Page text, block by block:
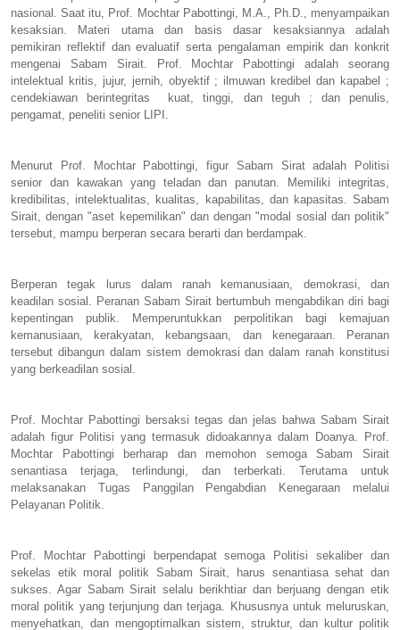
nasional. Saat itu, Prof. Mochtar Pabottingi, M.A., Ph.D., menyampaikan
kesaksian. Materi utama dan basis dasar kesaksiannya adalah
pemikiran reflektif dan evaluatif serta pengalaman empirik dan konkrit
mengenai Sabam Sirait. Prof. Mochtar Pabottingi adalah seorang
intelektual kritis, jujur, jernih, obyektif ; ilmuwan kredibel dan kapabel ;
cendekiawan berintegritas kuat, tinggi, dan teguh ; dan penulis,
pengamat, peneliti senior LIPI.
Menurut Prof. Mochtar Pabottingi, figur Sabam Sirat adalah Politisi
senior dan kawakan yang teladan dan panutan. Memiliki integritas,
kredibilitas, intelektualitas, kualitas, kapabilitas, dan kapasitas. Sabam
Sirait, dengan "aset kepemilikan" dan dengan "modal sosial dan politik"
tersebut, mampu berperan secara berarti dan berdampak.
Berperan tegak lurus dalam ranah kemanusiaan, demokrasi, dan
keadilan sosial. Peranan Sabam Sirait bertumbuh mengabdikan diri bagi
kepentingan publik. Memperuntukkan perpolitikan bagi kemajuan
kemanusiaan, kerakyatan, kebangsaan, dan kenegaraan. Peranan
tersebut dibangun dalam sistem demokrasi dan dalam ranah konstitusi
yang berkeadilan sosial.
Prof. Mochtar Pabottingi bersaksi tegas dan jelas bahwa Sabam Sirait
adalah figur Politisi yang termasuk didoakannya dalam Doanya. Prof.
Mochtar Pabottingi berharap dan memohon semoga Sabam Sirait
senantiasa terjaga, terlindungi, dan terberkati. Terutama untuk
melaksanakan Tugas Panggilan Pengabdian Kenegaraan melalui
Pelayanan Politik.
Prof. Mochtar Pabottingi berpendapat semoga Politisi sekaliber dan
sekelas etik moral politik Sabam Sirait, harus senantiasa sehat dan
sukses. Agar Sabam Sirait selalu berikhtiar dan berjuang dengan etik
moral politik yang terjunjung dan terjaga. Khususnya untuk meluruskan,
menyehatkan, dan mengoptimalkan sistem, struktur, dan kultur politik